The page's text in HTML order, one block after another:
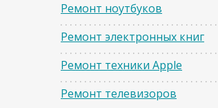
Ремонт ноутбуков
Ремонт электронных книг
Ремонт техники Apple
Ремонт телевизоров